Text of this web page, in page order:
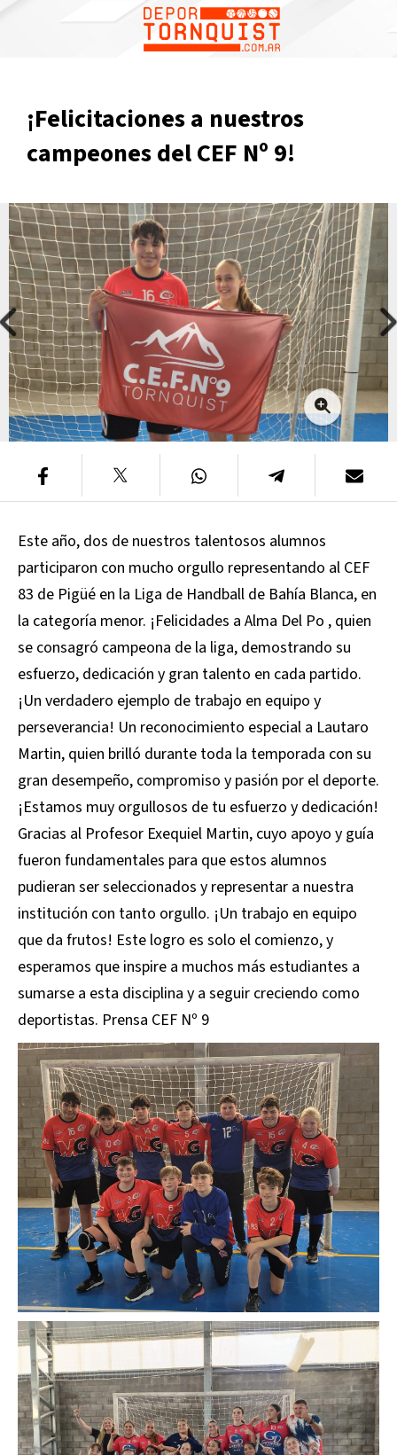
¡Felicitaciones a nuestros
campeones del CEF Nº 9!
Este año, dos de nuestros talentosos alumnos
participaron con mucho orgullo representando al CEF
83 de Pigüé en la Liga de Handball de Bahía Blanca, en
la categoría menor. ¡Felicidades a Alma Del Po , quien
se consagró campeona de la liga, demostrando su
esfuerzo, dedicación y gran talento en cada partido.
¡Un verdadero ejemplo de trabajo en equipo y
perseverancia! Un reconocimiento especial a Lautaro
Martin, quien brilló durante toda la temporada con su
gran desempeño, compromiso y pasión por el deporte.
¡Estamos muy orgullosos de tu esfuerzo y dedicación!
Gracias al Profesor Exequiel Martin, cuyo apoyo y guía
fueron fundamentales para que estos alumnos
pudieran ser seleccionados y representar a nuestra
institución con tanto orgullo. ¡Un trabajo en equipo
que da frutos! Este logro es solo el comienzo, y
esperamos que inspire a muchos más estudiantes a
sumarse a esta disciplina y a seguir creciendo como
deportistas. Prensa CEF Nº 9